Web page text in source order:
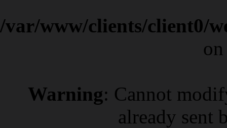
/var/www/clients/client0/
Warning: Cannot
already sent